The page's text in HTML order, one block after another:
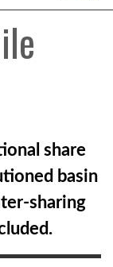
share
basin
sharing